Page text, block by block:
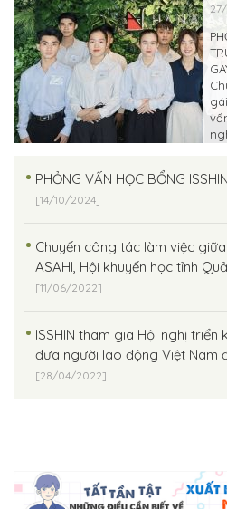
PHỎNG VẤN HỌC BỔNG
[14/10/2024]
Chuyến công tác làm việc giữa
ASAHI, Hội khuyến học tỉnh
[11/06/2022]
ISSHIN tham gia Hội nghị triển
đưa người lao động Việt Nam
[28/04/2022]